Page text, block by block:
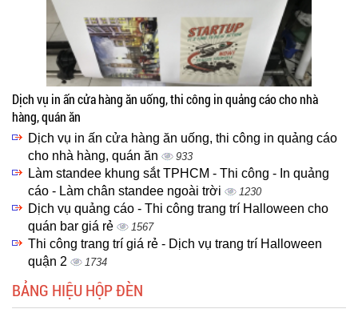
Dịch vụ in ấn cửa hàng ăn uống, thi công in quảng cáo cho nhà
hàng, quán ăn
Dịch vụ in ấn cửa hàng ăn uống, thi công in quảng cáo
cho nhà hàng, quán ăn
933
Làm standee khung sắt TPHCM - Thi công - In quảng
cáo - Làm chân standee ngoài trời
1230
Dịch vụ quảng cáo - Thi công trang trí Halloween cho
quán bar giá rẻ
1567
Thi công trang trí giá rẻ - Dịch vụ trang trí Halloween
quận 2
1734
BẢNG HIỆU HỘP ĐÈN